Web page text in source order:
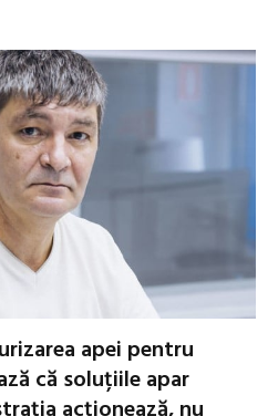
apei pentru
că soluțiile apar